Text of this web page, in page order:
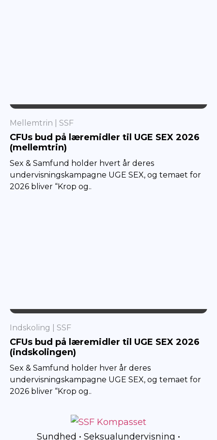
Mellemtrin SSF
CFUs bud på læremidler til UGE SEX 2026
(mellemtrin)
SSF
Sex & Samfund holder hvert år deres
undervisningskampagne UGE SEX, og temaet for
2026 bliver “Krop og..
Indskoling SSF
CFUs bud på læremidler til UGE SEX 2026
(indskolingen)
SSF
Sex & Samfund holder hver år deres
undervisningskampagne UGE SEX, og temaet for
2026 bliver “Krop og..
Sundhed • Seksualundervisning •